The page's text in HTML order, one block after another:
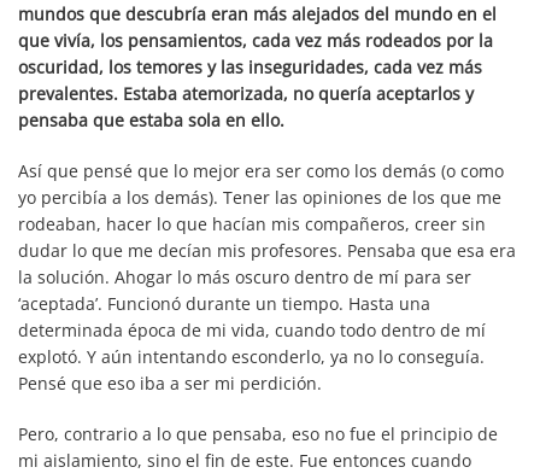
mundos que descubría eran más alejados del mundo en el
que vivía, los pensamientos, cada vez más rodeados por la
oscuridad, los temores y las inseguridades, cada vez más
prevalentes. Estaba atemorizada, no quería aceptarlos y
pensaba que estaba sola en ello.
Así que pensé que lo mejor era ser como los demás (o como
yo percibía a los demás). Tener las opiniones de los que me
rodeaban, hacer lo que hacían mis compañeros, creer sin
dudar lo que me decían mis profesores. Pensaba que esa era
la solución. Ahogar lo más oscuro dentro de mí para ser
‘aceptada’. Funcionó durante un tiempo. Hasta una
determinada época de mi vida, cuando todo dentro de mí
explotó. Y aún intentando esconderlo, ya no lo conseguía.
Pensé que eso iba a ser mi perdición.
Pero, contrario a lo que pensaba, eso no fue el principio de
mi aislamiento, sino el fin de este. Fue entonces cuando